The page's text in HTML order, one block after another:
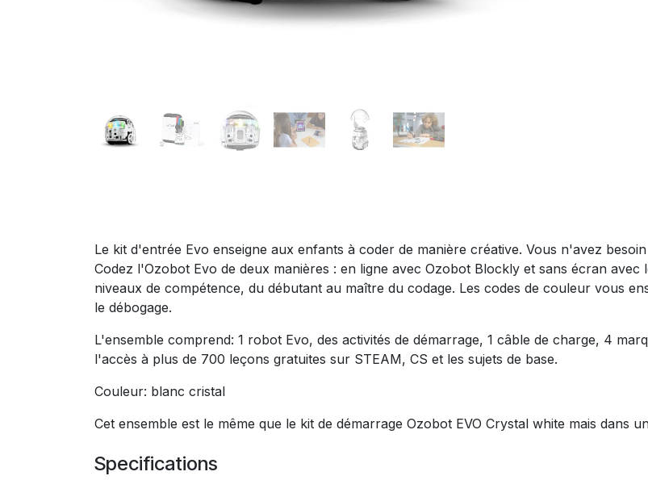
Le kit d'entrée Evo enseigne aux enfants à coder de manière créative. Vous n'avez
Codez l'Ozobot Evo de deux manières : en ligne avec Ozobot Blockly et sans écran
niveaux de compétence, du débutant au maître du codage. Les codes de couleur vous
le débogage.
L'ensemble comprend: 1 robot Evo, des activités de démarrage, 1 câble de charge, 4
l'accès à plus de 700 leçons gratuites sur STEAM, CS et les sujets de base.
Couleur: blanc cristal
Cet ensemble est le même que le kit de démarrage Ozobot EVO Crystal white mais dans
Specifications